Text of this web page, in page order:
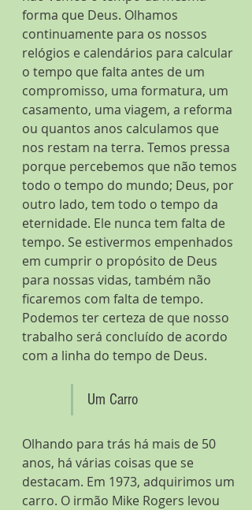
forma que Deus. Olhamos
continuamente para os nossos
relógios e calendários para calcular
o tempo que falta antes de um
compromisso, uma formatura, um
casamento, uma viagem, a reforma
ou quantos anos calculamos que
nos restam na terra. Temos pressa
porque percebemos que não temos
todo o tempo do mundo; Deus, por
outro lado, tem todo o tempo da
eternidade. Ele nunca tem falta de
tempo. Se estivermos empenhados
em cumprir o propósito de Deus
para nossas vidas, também não
ficaremos com falta de tempo.
Podemos ter certeza de que nosso
trabalho será concluído de acordo
com a linha do tempo de Deus.
Um Carro
Olhando para trás há mais de 50
anos, há várias coisas que se
destacam. Em 1973, adquirimos um
carro. O irmão Mike Rogers levou